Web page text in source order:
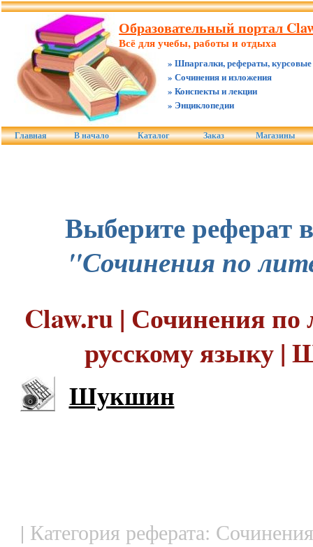
Образовательный портал
Всё для учебы, работы и отдыха
» Шпаргалки, рефераты, курсовые
» Сочинения и изложения
» Конспекты и лекции
» Энциклопедии
Главная В начало Каталог Заказ Магазины
Выберите реферат
"Сочинения по
Claw.ru | Сочинения по
русскому языку
Шукшин
| Категория реферата: